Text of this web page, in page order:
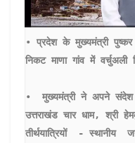
• प्रदेश के मुख्यमंत्री
निकट माणा गांव में
•
मुख्यमंत्री ने अपने संदेश
उत्तराखंड चार धाम, श्री
तीर्थयात्रियों  -